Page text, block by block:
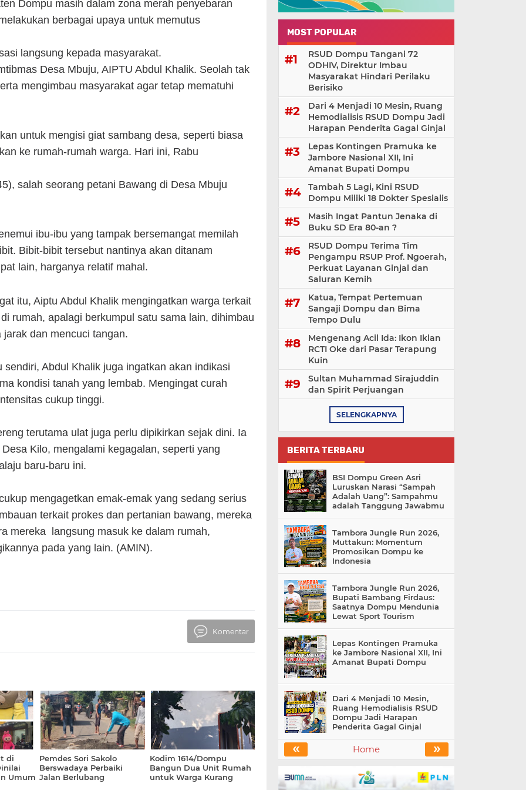
Dompu masih dalam zona merah penyebaran
berbagai upaya untuk memutus
langsung kepada masyarakat.
Desa Mbuju, AIPTU Abdul Khalik. Seolah tak
mengimbau masyarakat agar tetap mematuhi
untuk mengisi giat sambang desa, seperti biasa
ke rumah-rumah warga. Hari ini, Rabu
salah seorang petani Bawang di Desa Mbuju
ibu-ibu yang tampak bersemangat memilah
Bibit-bibit tersebut nantinya akan ditanam
lain, harganya relatif mahal.
itu, Aiptu Abdul Khalik mengingatkan warga terkait
rumah, apalagi berkumpul satu sama lain, dihimbau
dan mencuci tangan.
Abdul Khalik juga ingatkan akan indikasi
kondisi tanah yang lembab. Mengingat curah
cukup tinggi.
terutama ulat juga perlu dipikirkan sejak dini. Ia
Kilo, mengalami kegagalan, seperti yang
baru-baru ini.
mengagetkan emak-emak yang sedang serius
terkait prokes dan pertanian bawang, mereka
mereka langsung masuk ke dalam rumah,
pada yang lain. (AMIN).
Komentar
di
Umum
Pemdes Sori Sakolo
Berswadaya Perbaiki
Jalan Berlubang
Kodim 1614/Dompu
Bangun Dua Unit Rumah
untuk Warga Kurang
MOST POPULAR
RSUD Dompu Tangani 72
ODHIV, Direktur Imbau
Masyarakat Hindari Perilaku
Berisiko
Dari 4 Menjadi 10 Mesin, Ruang
Hemodialisis RSUD Dompu Jadi
Harapan Penderita Gagal Ginjal
Lepas Kontingen Pramuka ke
Jambore Nasional XII, Ini
Amanat Bupati Dompu
Tambah 5 Lagi, Kini RSUD
Dompu Miliki 18 Dokter Spesialis
Masih Ingat Pantun Jenaka di
Buku SD Era 80-an ?
RSUD Dompu Terima Tim
Pengampu RSUP Prof. Ngoerah,
Perkuat Layanan Ginjal dan
Saluran Kemih
Katua, Tempat Pertemuan
Sangaji Dompu dan Bima
Tempo Dulu
Mengenang Acil Ida: Ikon Iklan
RCTI Oke dari Pasar Terapung
Kuin
Sultan Muhammad Sirajuddin
dan Spirit Perjuangan
SELENGKAPNYA
BERITA TERBARU
BSI Dompu Green Asri
Luruskan Narasi “Sampah
Adalah Uang”: Sampahmu
adalah Tanggung Jawabmu
Tambora Jungle Run 2026,
Muttakun: Momentum
Promosikan Dompu ke
Indonesia
Tambora Jungle Run 2026,
Bupati Bambang Firdaus:
Saatnya Dompu Mendunia
Lewat Sport Tourism
Lepas Kontingen Pramuka
ke Jambore Nasional XII, Ini
Amanat Bupati Dompu
Dari 4 Menjadi 10 Mesin,
Ruang Hemodialisis RSUD
Dompu Jadi Harapan
Penderita Gagal Ginjal
« »
Home